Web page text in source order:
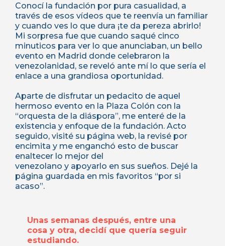
Conocí la fundación por pura casualidad, a
través de esos vídeos que te reenvía un familiar
y cuando ves lo que dura ¡te da pereza abrirlo!
Mi sorpresa fue que cuando saqué cinco
minuticos para ver lo que anunciaban, un bello
evento en Madrid donde celebraron la
venezolanidad, se reveló ante mí lo que sería el
enlace a una grandiosa oportunidad.
Aparte de disfrutar un pedacito de aquel
hermoso evento en la Plaza Colón con la
“orquesta de la diáspora”, me enteré de la
existencia y enfoque de la fundación. Acto
seguido, visité su página web, la revisé por
encimita y me enganchó esto de buscar
enaltecer lo mejor del
venezolano y apoyarlo en sus sueños. Dejé la
página guardada en mis favoritos “por si
acaso”.
Unas semanas después, entre una
cosa y otra, decidí que quería seguir
estudiando.